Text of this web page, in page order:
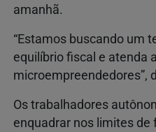
amanhã.
“Estamos buscando um
equilíbrio fiscal e atenda
microempreendedores”,
Os trabalhadores
enquadrar nos limites